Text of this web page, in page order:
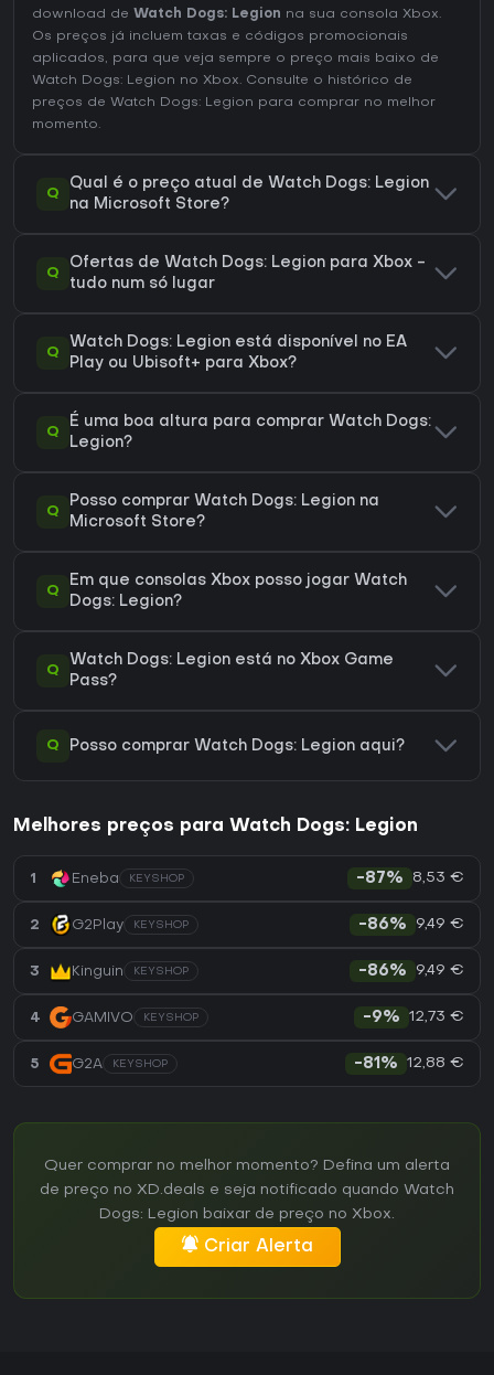
download de Watch Dogs: Legion na sua consola Xbox.
Os preços já incluem taxas e códigos promocionais
aplicados, para que veja sempre o preço mais baixo de
Watch Dogs: Legion no Xbox. Consulte o histórico de
preços de Watch Dogs: Legion para comprar no melhor
momento.
Q
Qual é o preço atual de Watch Dogs: Legion
na Microsoft Store?
Q
Ofertas de Watch Dogs: Legion para Xbox -
tudo num só lugar
Q
Watch Dogs: Legion está disponível no EA
Play ou Ubisoft+ para Xbox?
Q
É uma boa altura para comprar Watch Dogs:
Legion?
Q
Posso comprar Watch Dogs: Legion na
Microsoft Store?
Q
Em que consolas Xbox posso jogar Watch
Dogs: Legion?
Q
Watch Dogs: Legion está no Xbox Game
Pass?
Q Posso comprar Watch Dogs: Legion aqui?
Melhores preços para Watch Dogs: Legion
1 Eneba KEYSHOP -87% 8,53 €
2 G2Play KEYSHOP -86% 9,49 €
3 Kinguin KEYSHOP -86% 9,49 €
4 GAMIVO KEYSHOP -9% 12,73 €
5 G2A KEYSHOP -81% 12,88 €
Quer comprar no melhor momento? Defina um alerta
de preço no XD.deals e seja notificado quando Watch
Dogs: Legion baixar de preço no Xbox.
Criar Alerta